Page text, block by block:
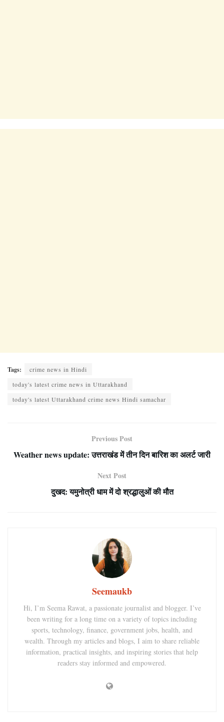
Tags:
crime news in Hindi
today's latest crime news in Uttarakhand
today's latest Uttarakhand crime news Hindi samachar
Previous Post
Weather news update: उत्तराखंड में तीन दिन बारिश का अलर्ट जारी
Next Post
दुखद: यमुनोत्री धाम में दो श्रद्धालुओं की मौत
Seemaukb
Hi, I’m Seema Rawat, a passionate journalist and blogger. I’ve
been writing for a long time on a variety of topics including
sports, technology, finance, government jobs, health, and
wealth. Through my articles and blogs, I aim to share reliable
information, practical insights, and inspiring stories that help
readers stay informed and empowered.